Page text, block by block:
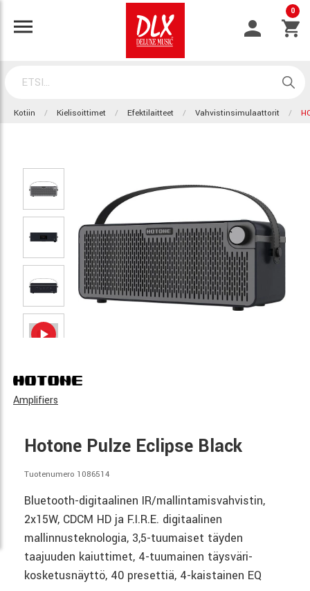
0
Kotiin Kielisoittimet Efektilaitteet Vahvistinsimulaattorit
Amplifiers
Hotone Pulze Eclipse Black
Tuotenumero 1086514
Bluetooth-digitaalinen IR/mallintamisvahvistin,
2x15W, CDCM HD ja F.I.R.E. digitaalinen
mallinnusteknologia, 3,5-tuumaiset täyden
taajuuden kaiuttimet, 4-tuumainen täysväri-
kosketusnäyttö, 40 presettiä, 4-kaistainen EQ